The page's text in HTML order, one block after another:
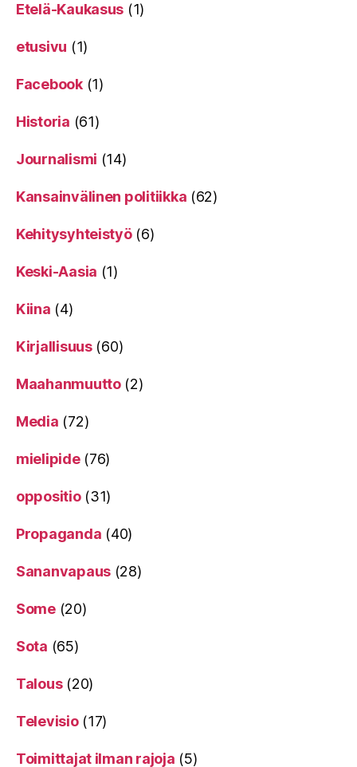
Etelä-Kaukasus (1)
etusivu (1)
Facebook(1)
Historia (61)
Journalismi (14)
Kansainvälinen politiikka (62)
Kehitysyhteistyö(6)
Keski-Aasia (1)
Kiina (4)
Kirjallisuus(60)
Maahanmuutto(2)
Media (72)
mielipide(76)
oppositio(31)
Propaganda (40)
Sananvapaus (28)
Some(20)
Sota (65)
Talous(20)
Televisio(17)
Toimittajat ilman rajoja (5)